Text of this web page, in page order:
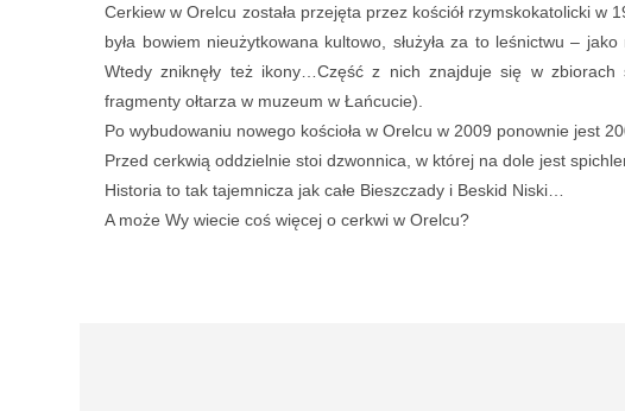
Cerkiew w Orelcu została przejęta przez kościół rzymskokatolicki w
była bowiem nieużytkowana kultowo, służyła za to leśnictwu –
Wtedy zniknęły też ikony…Część z nich znajduje się w zbiorach
fragmenty ołtarza w muzeum w Łańcucie).
Po wybudowaniu nowego kościoła w Orelcu w 2009 ponownie jest
Przed cerkwią oddzielnie stoi dzwonnica, w której na dole jest
Historia to tak tajemnicza jak całe Bieszczady i Beskid Niski…
A może Wy wiecie coś więcej o cerkwi w Orelcu?